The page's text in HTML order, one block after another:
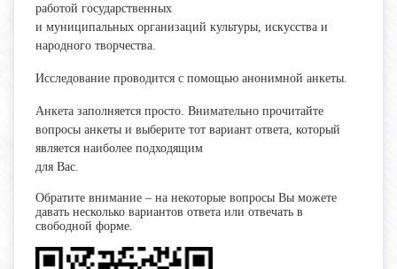
работой государственных
и муниципальных организаций культуры, искусства и
народного творчества.
Исследование проводится с помощью анонимной анкеты.
Анкета заполняется просто. Внимательно прочитайте
вопросы анкеты и выберите тот вариант ответа, который
является наиболее подходящим
для Вас.
Обратите внимание – на некоторые вопросы Вы можете
давать несколько вариантов ответа или отвечать в
свободной форме.